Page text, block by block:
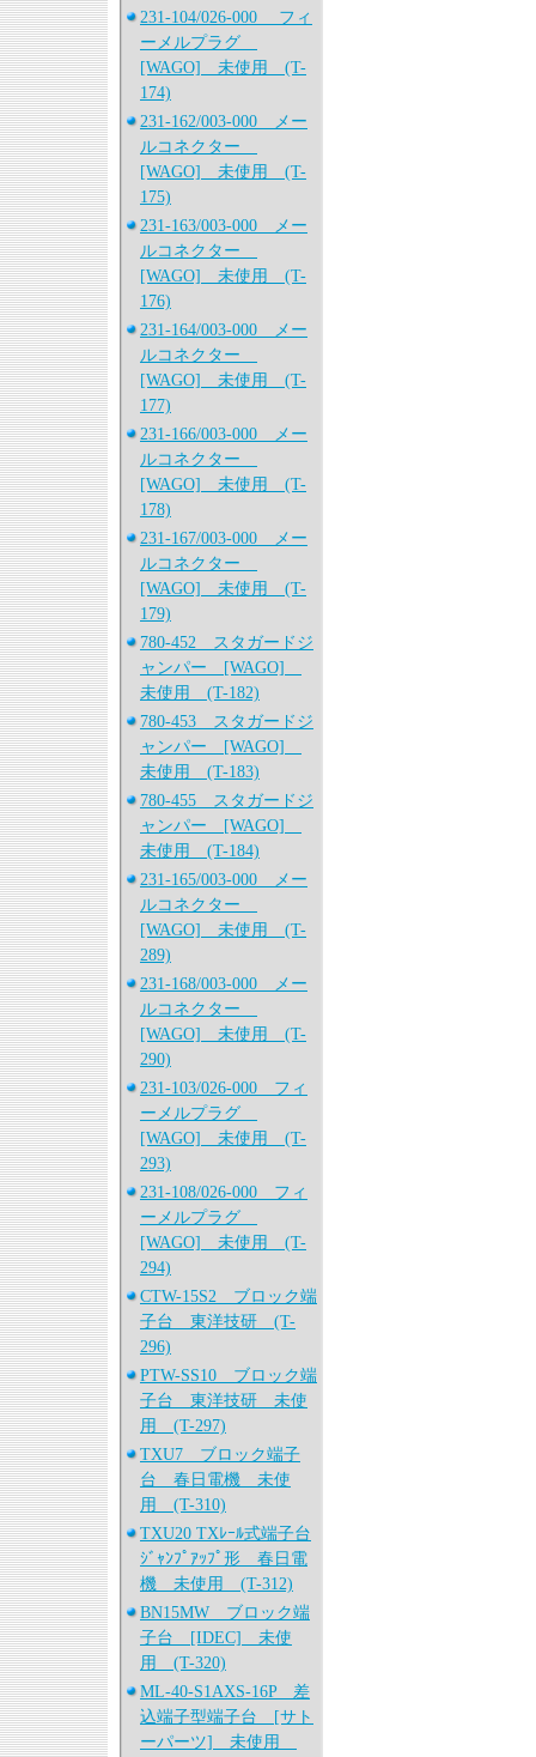
231-104/026-000 フィ
ーメルプラグ
[WAGO] 未使用 (T-
174)
231-162/003-000 メー
ルコネクター
[WAGO] 未使用 (T-
175)
231-163/003-000 メー
ルコネクター
[WAGO] 未使用 (T-
176)
231-164/003-000 メー
ルコネクター
[WAGO] 未使用 (T-
177)
231-166/003-000 メー
ルコネクター
[WAGO] 未使用 (T-
178)
231-167/003-000 メー
ルコネクター
[WAGO] 未使用 (T-
179)
780-452 スタガードジ
ャンパー [WAGO]
未使用 (T-182)
780-453 スタガードジ
ャンパー [WAGO]
未使用 (T-183)
780-455 スタガードジ
ャンパー [WAGO]
未使用 (T-184)
231-165/003-000 メー
ルコネクター
[WAGO] 未使用 (T-
289)
231-168/003-000 メー
ルコネクター
[WAGO] 未使用 (T-
290)
231-103/026-000 フィ
ーメルプラグ
[WAGO] 未使用 (T-
293)
231-108/026-000 フィ
ーメルプラグ
[WAGO] 未使用 (T-
294)
CTW-15S2 ブロック端
子台 東洋技研 (T-
296)
PTW-SS10 ブロック端
子台 東洋技研 未使
用 (T-297)
TXU7 ブロック端子
台 春日電機 未使
用 (T-310)
TXU20 TXﾚｰﾙ式端子台
ｼﾞｬﾝﾌﾟｱｯﾌﾟ形 春日電
機 未使用 (T-312)
BN15MW ブロック端
子台 [IDEC] 未使
用 (T-320)
ML-40-S1AXS-16P 差
込端子型端子台 [サト
ーパーツ] 未使用